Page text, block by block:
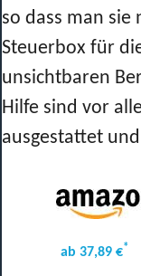
so dass man
Steuerbox für
unsichtbaren
Hilfe sind vor
ausgestattet
ab 37,89 €*